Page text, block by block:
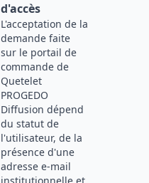
d'accès
L'acceptation de la
demande faite
sur le portail de
commande de
Quetelet
PROGEDO
Diffusion dépend
du statut de
l'utilisateur, de la
présence d'une
adresse e-mail